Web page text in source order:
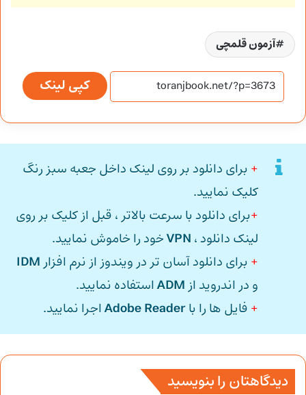
آزمون قلمچی
کپی لینک
+ برای دانلود بر روی لینک داخل جعبه سبز رنگ
کلیک نمایید.
+برای دانلود با سرعت بالاتر ، قبل از کلیک بر روی
لینک دانلود ، VPNخود را خاموش نمایید.
+ برای دانلود آسان تر در ویندوز از نرم افزار IDM
و در اندروید از ADMاستفاده نمایید.
+ فایل ها را باAdobe Readerاجرا نمایید.
دیدگاهتان را بنویسید